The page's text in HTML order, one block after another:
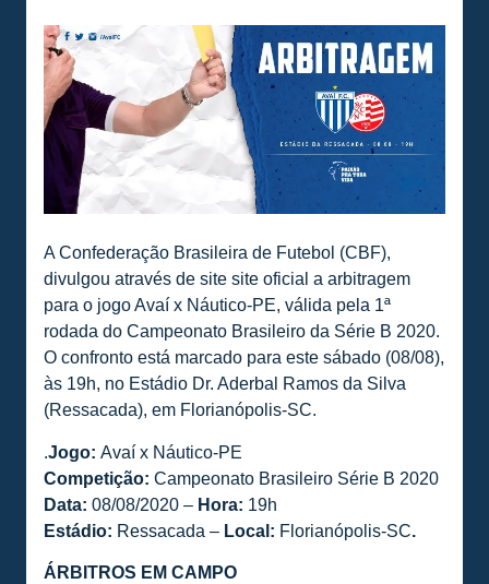
A Confederação Brasileira de Futebol (CBF),
divulgou através de site site oficial a arbitragem
para o jogo Avaí x Náutico-PE, válida pela 1ª
rodada do Campeonato Brasileiro da Série B 2020.
O confronto está marcado para este sábado (08/08),
às 19h, no Estádio Dr. Aderbal Ramos da Silva
(Ressacada), em Florianópolis-SC.
.Jogo: Avaí x Náutico-PE
Competição: Campeonato Brasileiro Série B 2020
Data: 08/08/2020 – Hora: 19h
Estádio: Ressacada – Local: Florianópolis-SC.
ÁRBITROS EM CAMPO